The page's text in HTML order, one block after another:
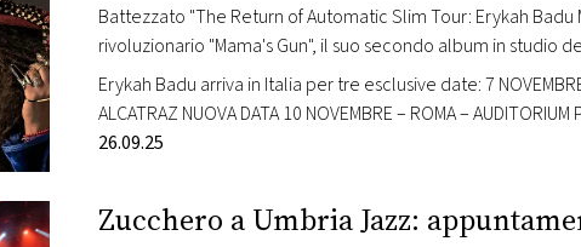
Battezzato "The Return of Automatic Slim Tour: Erykah
rivoluzionario "Mama's Gun", il suo secondo album in studio
Erykah Badu arriva in Italia per tre esclusive date: 7 NOVEMBRE
ALCATRAZ NUOVA DATA 10 NOVEMBRE – ROMA –
Battezzato “The Return of Automatic Slim Tour: Erykah Badu
26.09.25
Zucchero a Umbria Jazz: